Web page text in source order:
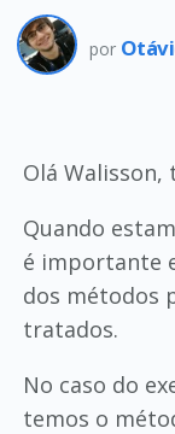
por
Olá Walisson,
Quando
é importante
dos métodos
tratados.
No caso do
temos o